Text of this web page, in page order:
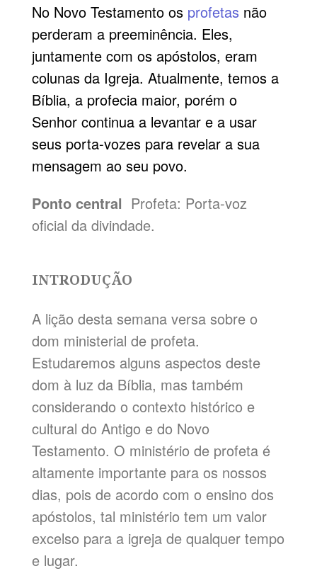
No Novo Testamento osprofetas não
perderam a preeminência. Eles,
juntamente com os apóstolos, eram
colunas da Igreja. Atualmente, temos a
Bíblia, a profecia maior, porém o
Senhor continua a levantar e a usar
seus porta-vozes para revelar a sua
mensagem ao seu povo.
Ponto central Profeta: Porta-voz
oficial da divindade.
INTRODUÇÃO
A lição desta semana versa sobre o
dom ministerial de profeta.
Estudaremos alguns aspectos deste
dom à luz da Bíblia, mas também
considerando o contexto histórico e
cultural do Antigo e do Novo
Testamento. O ministério de profeta é
altamente importante para os nossos
dias, pois de acordo com o ensino dos
apóstolos, tal ministério tem um valor
excelso para a igreja de qualquer tempo
e lugar.